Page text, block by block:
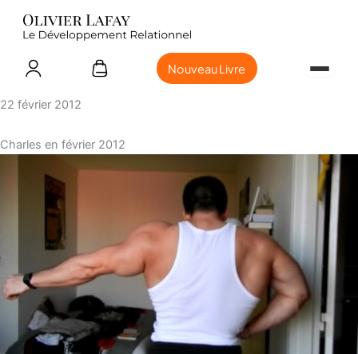
Nouveau Livre
22 février 2012
Charles en février 2012